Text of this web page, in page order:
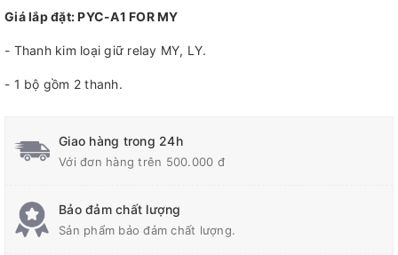
Giá lắp đặt: PYC-A1 FOR MY
- Thanh kim loại giữ relay MY, LY.
- 1 bộ gồm 2 thanh.
Giao hàng trong 24h
Với đơn hàng trên 500.000 đ
Bảo đảm chất lượng
Sản phẩm bảo đảm chất lượng.